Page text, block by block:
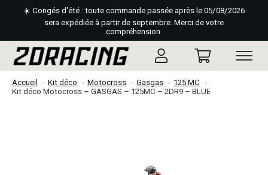
☀️ Congés d'été : toute commande passée après le 05/08/2026
sera expédiée à partir de septembre. Merci de votre
compréhension.
Accueil Kit déco Motocross Gasgas
125 MC
Kit déco Motocross – GASGAS – 125MC – 2DR9 – BLUE